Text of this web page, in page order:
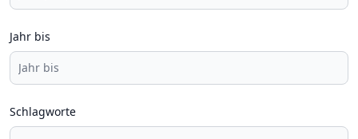
Jahr bis
Schlagworte